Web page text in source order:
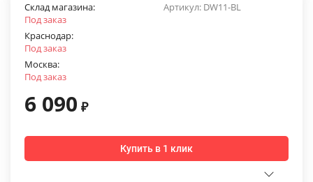
Артикул: DW11-BL
Склад магазина:
Под заказ
Краснодар:
Под заказ
Москва:
Под заказ
6 090 ₽
Купить в 1 клик